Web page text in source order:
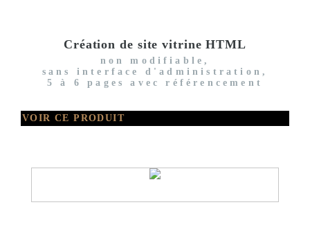
Création de site vitrine HTML
non modifiable,
sans interface d'administration,
5 à 6 pages avec référencement
VOIR CE PRODUIT